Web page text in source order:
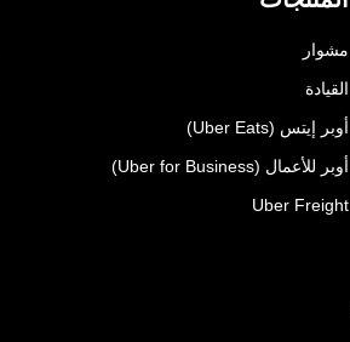
مشوار
القيادة
أوبر إيتس (Uber Eats)
أوبر للأعمال (Uber for Business)
Uber Freight